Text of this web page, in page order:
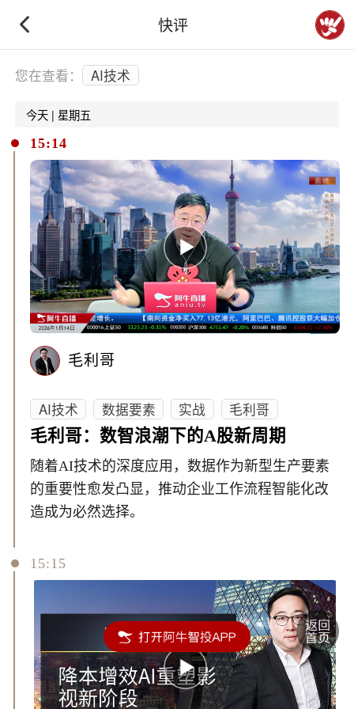
快评
下拉刷新
您在查看： AI技术
今天 | 星期五
15:14
毛利哥
AI技术 数据要素 实战
毛利哥
毛利哥：数智浪潮下的A股新周期
随着AI技术的深度应用，数据作为新型生产要素
的重要性愈发凸显，推动企业工作流程智能化改
造成为必然选择。
15:15